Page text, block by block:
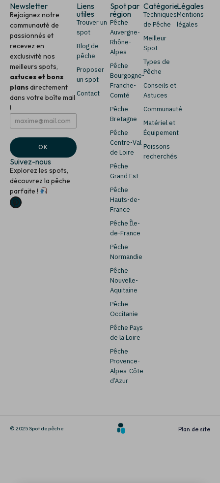
Newsletter
Rejoignez notre
communauté de
passionnés et
recevez en
exclusivité nos
meilleurs spots,
astuces et bons
plansdirectement
dans votre boîte mail
!
*
*
m
a
i
l
E
m
i
l
*
OK
Suivez-nous
Explorez les spots,
découvrez la pêche
parfaite !
Liens
utiles
Trouver un
spot
Blog de
pêche
Proposer
un spot
Contact
Spot par
région
Pêche
Auvergne-
Rhône-
Alpes
Pêche
Bourgogne-
Franche-
Comté
Pêche
Bretagne
Pêche
Centre-Val
de Loire
Pêche
Grand Est
Pêche
Hauts-de-
France
Pêche Île-
de-France
Pêche
Normandie
Pêche
Nouvelle-
Aquitaine
Pêche
Occitanie
Pêche Pays
de la Loire
Pêche
Provence-
Alpes-Côte
d’Azur
Catégorie
Techniques
de Pêche
Meilleur
Spot
Types de
Pêche
Conseils et
Astuces
Communauté
Matériel et
Équipement
Poissons
recherchés
Légales
Mentions
légales
© 2025 Spot de pêche Plan de site